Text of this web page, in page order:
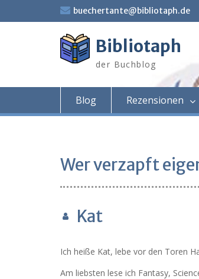
buechertante@bibliotaph.de
Bibliotaph
der Buchblog
Blog Rezensionen
Wer verzapft
Kat
Ich heiße Kat, lebe vor den Toren
Am liebsten lese ich Fantasy,